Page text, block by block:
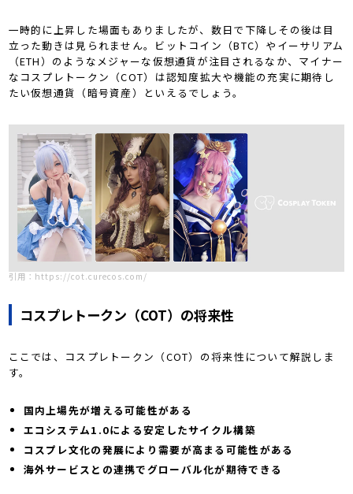
一時的に上昇した場面もありましたが、数日で下降しその後は目
立った動きは見られません。ビットコイン（BTC）やイーサリアム
（ETH）のようなメジャーな仮想通貨が注目されるなか、マイナー
なコスプレトークン（COT）は認知度拡大や機能の充実に期待し
たい仮想通貨（暗号資産）といえるでしょう。
引用：https://cot.curecos.com/
コスプレトークン（COT）の将来性
ここでは、コスプレトークン（COT）の将来性について解説しま
す。
国内上場先が増える可能性がある
エコシステム1.0による安定したサイクル構築
コスプレ文化の発展により需要が高まる可能性がある
海外サービスとの連携でグローバル化が期待できる